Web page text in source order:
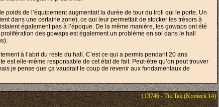
de l’équipement augmentait la durée de tour du troll qui le porte. Un
dans une certaine zone), ce qui leur permettait de stocker les trésors à
également pas à l’époque. De la même manière, les gowaps ont été
des gowaps est également un problème en soi dans le hall
à l’abri du reste du hall. C’est ce qui a permis pendant 20 ans
est elle-même responsable de cet état de fait. Peut-être qu’on peut trouver
je pense que ça vaudrait le coup de revenir aux fondamentaux de
113746 - Tik Tak (Kroneck 14)